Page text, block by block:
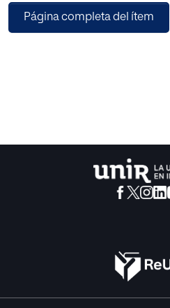
de Estudios Superiores del
académico de 1914
Página completa del ítem